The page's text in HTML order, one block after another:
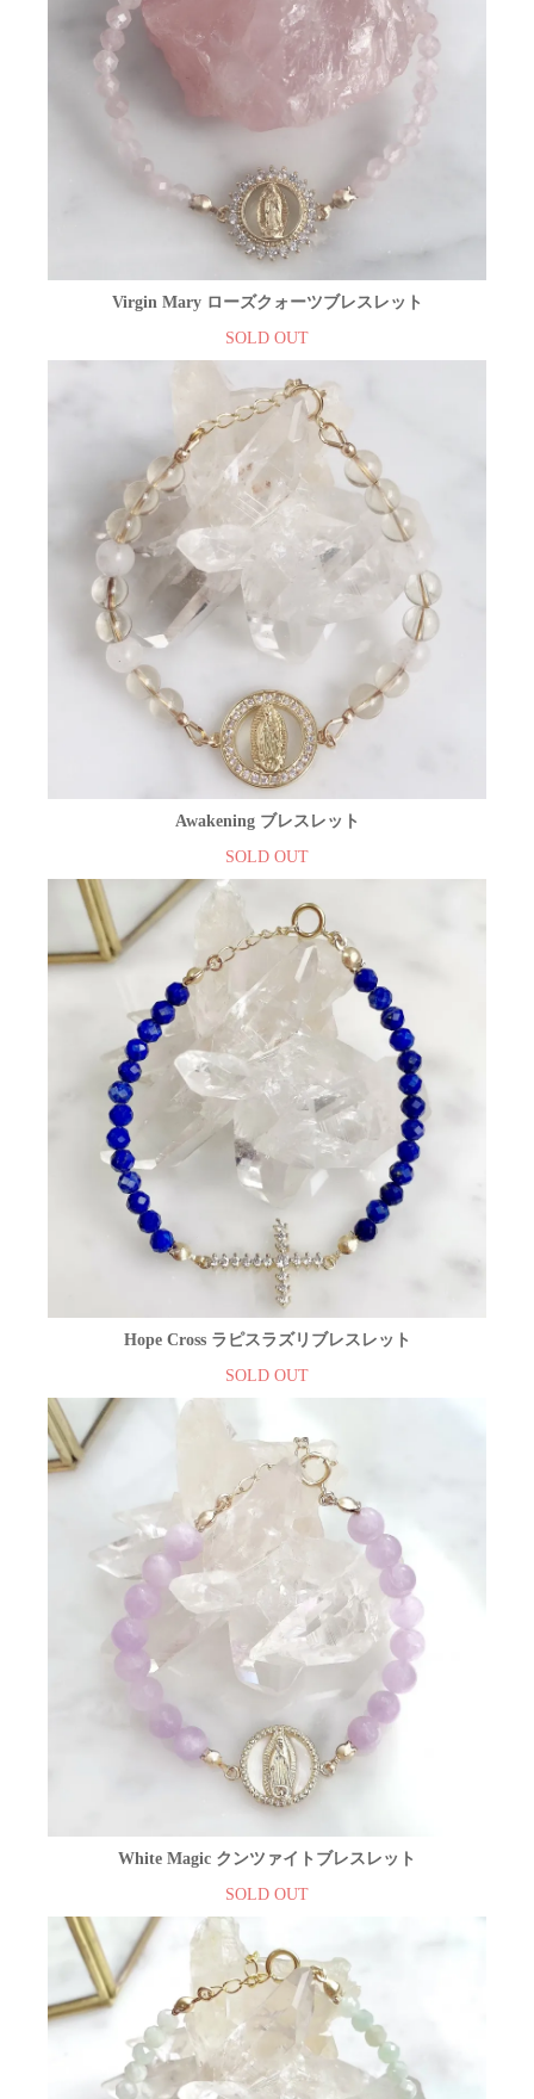
Virgin Mary ローズクォーツブレスレット
SOLD OUT
Awakening ブレスレット
SOLD OUT
Hope Cross ラピスラズリブレスレット
SOLD OUT
White Magic クンツァイトブレスレット
SOLD OUT